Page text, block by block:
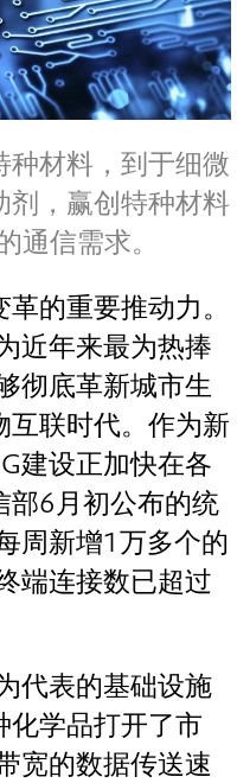
种材料，到于细微
剂，赢创特种材料
通信需求。
的重要推动力。
近年来最为热捧
彻底革新城市生
互联时代。作为新
建设正加快在各
部6月初公布的统
周新增1万多个的
端连接数已超过
代表的基础设施
化学品打开了市
宽的数据传送速